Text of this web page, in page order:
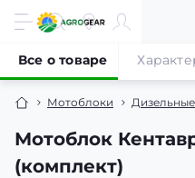
Мотоблоки
Мотоблок
(комплект)
Все о товаре